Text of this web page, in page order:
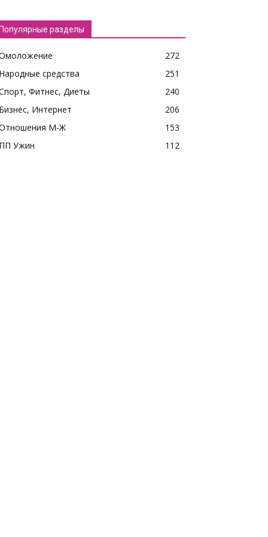
Популярные разделы
272
Народные средства
251
Фитнес, Диеты
240
Бизнес, Интернет
206
М-Ж
153
ПП Ужин
112